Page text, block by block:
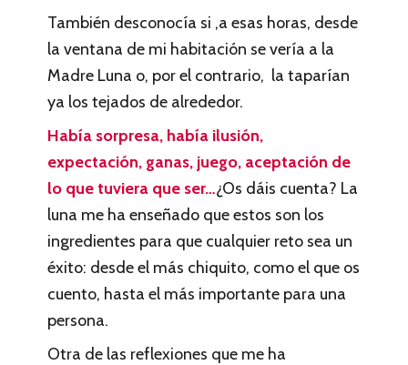
También desconocía si ,a esas horas, desde
la ventana de mi habitación se vería a la
Madre Luna o, por el contrario, la taparían
ya los tejados de alrededor.
Había sorpresa, había ilusión,
expectación, ganas, juego, aceptación de
lo que tuviera que ser…¿Os dáis cuenta? La
luna me ha enseñado que estos son los
ingredientes para que cualquier reto sea un
éxito: desde el más chiquito, como el que os
cuento, hasta el más importante para una
persona.
Otra de las reflexiones que me ha